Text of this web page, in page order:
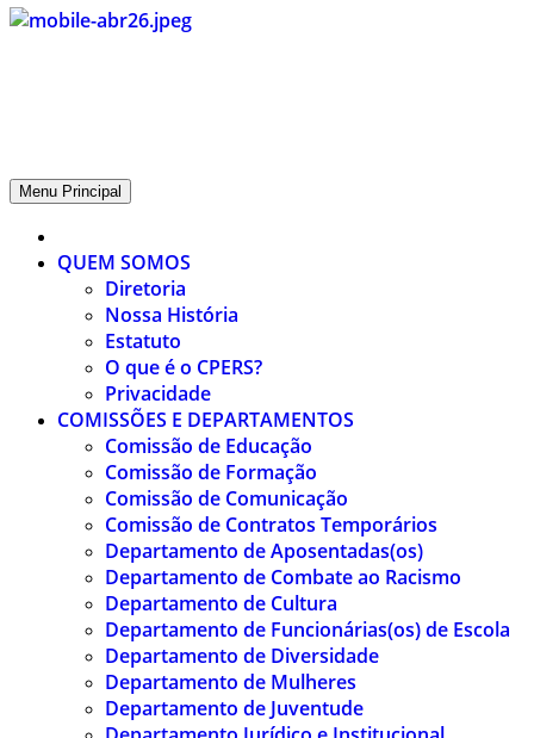
CPERS – Sindicato
CPERS – Sindicato dos Professores e Funcionários de escola do
Menu Principal
QUEM SOMOS
Diretoria
Nossa História
Estatuto
O que é o CPERS?
Privacidade
COMISSÕES E DEPARTAMENTOS
Comissão de Educação
Comissão de Formação
Comissão de Comunicação
Comissão de Contratos Temporários
Departamento de Aposentadas(os)
Departamento de Combate ao Racismo
Departamento de Cultura
Departamento de Funcionárias(os) de Escola
Departamento de Diversidade
Departamento de Mulheres
Departamento de Juventude